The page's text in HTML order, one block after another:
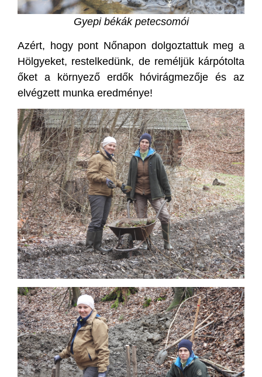
Gyepi békák petecsomói
Azért, hogy pont Nőnapon dolgoztattuk meg a
Hölgyeket, restelkedünk, de reméljük kárpótolta
őket a környező erdők hóvirágmezője és az
elvégzett munka eredménye!